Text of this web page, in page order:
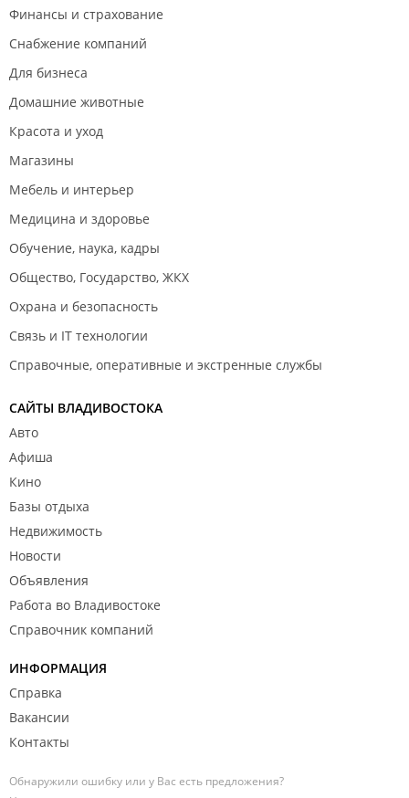
Финансы и страхование
Снабжение компаний
Для бизнеса
Домашние животные
Красота и уход
Магазины
Мебель и интерьер
Медицина и здоровье
Обучение, наука, кадры
Общество, Государство, ЖКХ
Охрана и безопасность
Связь и IT технологии
Справочные, оперативные и экстренные службы
САЙТЫ ВЛАДИВОСТОКА
Авто
Афиша
Кино
Базы отдыха
Недвижимость
Новости
Объявления
Работа во Владивостоке
Справочник компаний
ИНФОРМАЦИЯ
Справка
Вакансии
Контакты
Обнаружили ошибку или у Вас есть предложения?